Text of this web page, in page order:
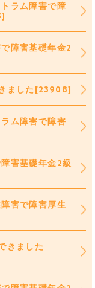
ラム障害で障
障害基礎年金2
ました[23908]
ム障害で障害
害基礎年金2級
害で障害厚生
きました